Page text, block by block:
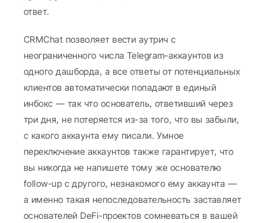
ответ.
CRMChat позволяет вести аутрич с
неограниченного числа Telegram-аккаунтов из
одного дашборда, а все ответы от потенциальных
клиентов автоматически попадают в единый
инбокс — так что основатель, ответивший через
три дня, не потеряется из-за того, что вы забыли,
с какого аккаунта ему писали. Умное
переключение аккаунтов также гарантирует, что
вы никогда не напишете тому же основателю
follow-up с другого, незнакомого ему аккаунта —
а именно такая непоследовательность заставляет
основателей DeFi-проектов сомневаться в вашей